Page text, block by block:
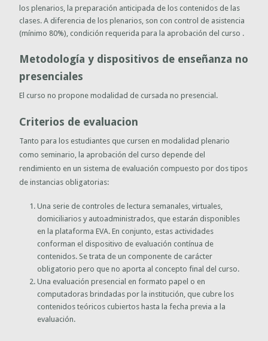
los plenarios, la preparación anticipada de los contenidos de las
clases. A diferencia de los plenarios, son con control de asistencia
(mínimo 80%), condición requerida para la aprobación del curso .
Metodología y dispositivos de enseñanza no
presenciales
El curso no propone modalidad de cursada no presencial.
Criterios de evaluacion
Tanto para los estudiantes que cursen en modalidad plenario
como seminario, la aprobación del curso depende del
rendimiento en un sistema de evaluación compuesto por dos tipos
de instancias obligatorias:
Una serie de controles de lectura semanales, virtuales,
domiciliarios y autoadministrados, que estarán disponibles
en la plataforma EVA. En conjunto, estas actividades
conforman el dispositivo de evaluación contínua de
contenidos. Se trata de un componente de carácter
obligatorio pero que no aporta al concepto final del curso.
Una evaluación presencial en formato papel o en
computadoras brindadas por la institución, que cubre los
contenidos teóricos cubiertos hasta la fecha previa a la
evaluación.